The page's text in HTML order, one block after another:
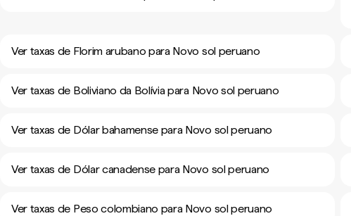
Ver taxas de Florim arubano para Novo sol peruano
Ver taxas de Boliviano da Bolívia para Novo sol peruano
Ver taxas de Dólar bahamense para Novo sol peruano
Ver taxas de Dólar canadense para Novo sol peruano
Ver taxas de Peso colombiano para Novo sol peruano